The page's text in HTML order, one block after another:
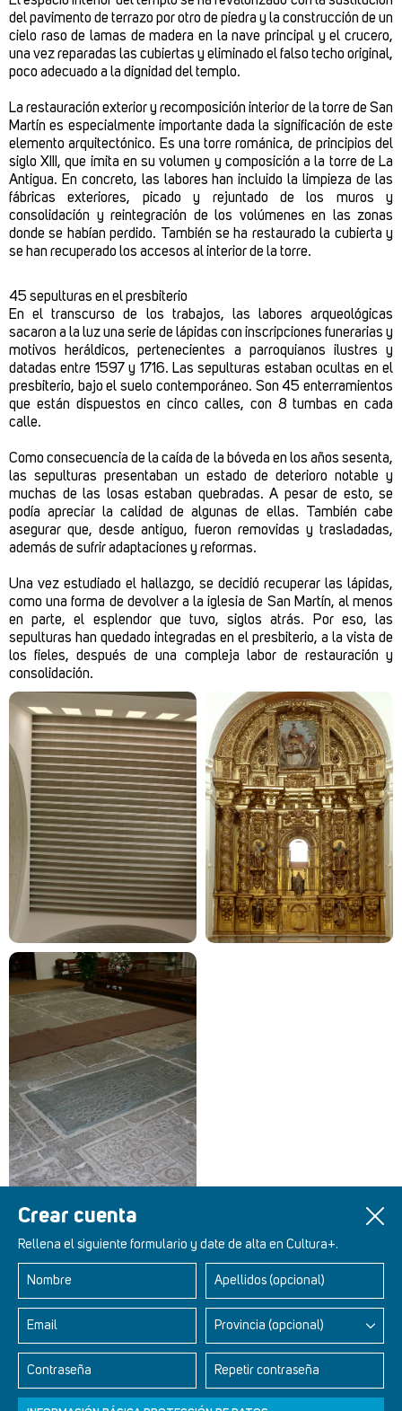
Crear cuenta
Rellena el siguiente formulario y date de alta en Cultura+.
Nombre Apellidos (opcional)
Email Provincia (opcional)
Contraseña Repetir contraseña
del pavimento de terrazo por otro de piedra y la construcción de un
cielo raso de lamas de madera en la nave principal y el crucero,
una vez reparadas las cubiertas y eliminado el falso techo original,
poco adecuado a la dignidad del templo.
La restauración exterior y recomposición interior de la torre de San
Martín es especialmente importante dada la significación de este
elemento arquitectónico. Es una torre románica, de principios del
siglo XIII, que imita en su volumen y composición a la torre de La
Antigua. En concreto, las labores han incluido la limpieza de las
fábricas exteriores, picado y rejuntado de los muros y
consolidación y reintegración de los volúmenes en las zonas
donde se habían perdido. También se ha restaurado la cubierta y
se han recuperado los accesos al interior de la torre.
45 sepulturas en el presbiterio
En el transcurso de los trabajos, las labores arqueológicas
sacaron a la luz una serie de lápidas con inscripciones funerarias y
motivos heráldicos, pertenecientes a parroquianos ilustres y
datadas entre 1597 y 1716. Las sepulturas estaban ocultas en el
presbiterio, bajo el suelo contemporáneo. Son 45 enterramientos
que están dispuestos en cinco calles, con 8 tumbas en cada
calle.
Como consecuencia de la caída de la bóveda en los años sesenta,
las sepulturas presentaban un estado de deterioro notable y
muchas de las losas estaban quebradas. A pesar de esto, se
podía apreciar la calidad de algunas de ellas. También cabe
asegurar que, desde antiguo, fueron removidas y trasladadas,
además de sufrir adaptaciones y reformas.
Una vez estudiado el hallazgo, se decidió recuperar las lápidas,
como una forma de devolver a la iglesia de San Martín, al menos
en parte, el esplendor que tuvo, siglos atrás. Por eso, las
sepulturas han quedado integradas en el presbiterio, a la vista de
los fieles, después de una compleja labor de restauración y
consolidación.
Retablos Renacentistas Este de León